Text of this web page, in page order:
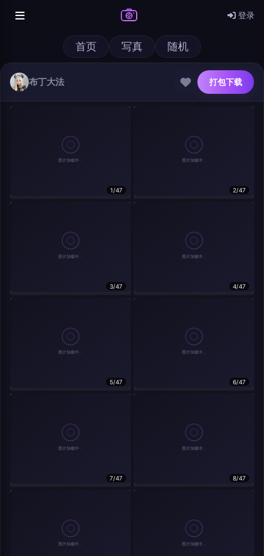
登录
首页 写真 随机
布丁大法 打包下载
1/47 2/47
3/47 4/47
5/47 6/47
7/47 8/47
@author 打包下载
实时弹幕
弹幕会在下方多行滚动展示；匿名发送有数量和频率限制。